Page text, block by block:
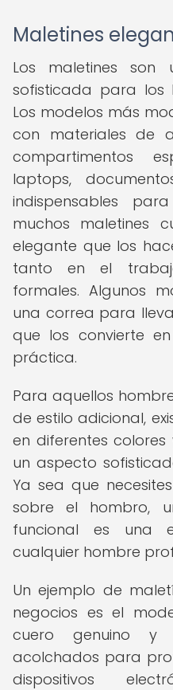
Maletines
Los maletines
sofisticada para los
Los modelos más
con materiales de
compartimentos
laptops,
indispensables
muchos maletines
elegante que los
tanto en el
formales. Algunos
una correa para
que los convierte
práctica.
Para aquellos
de estilo adicional,
en diferentes
un aspecto
Ya sea que
sobre el hombro,
funcional es una
cualquier hombre
Un ejemplo de
negocios es el
cuero genuino y
acolchados para
dispositivos